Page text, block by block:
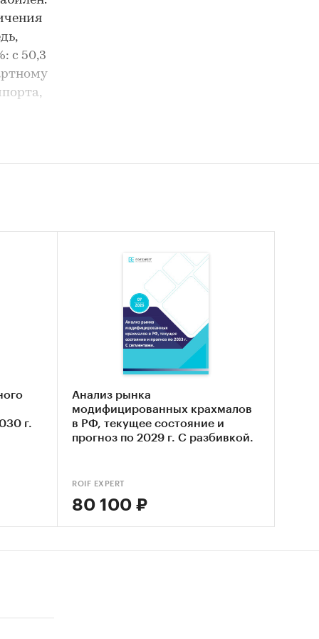
с 50,3
в
С
два
в
г.
Анализ рынка
модифицированных крахмалов
в РФ, текущее состояние и
прогноз по 2029 г. С разбивкой.
ROIF EXPERT
80 100 ₽